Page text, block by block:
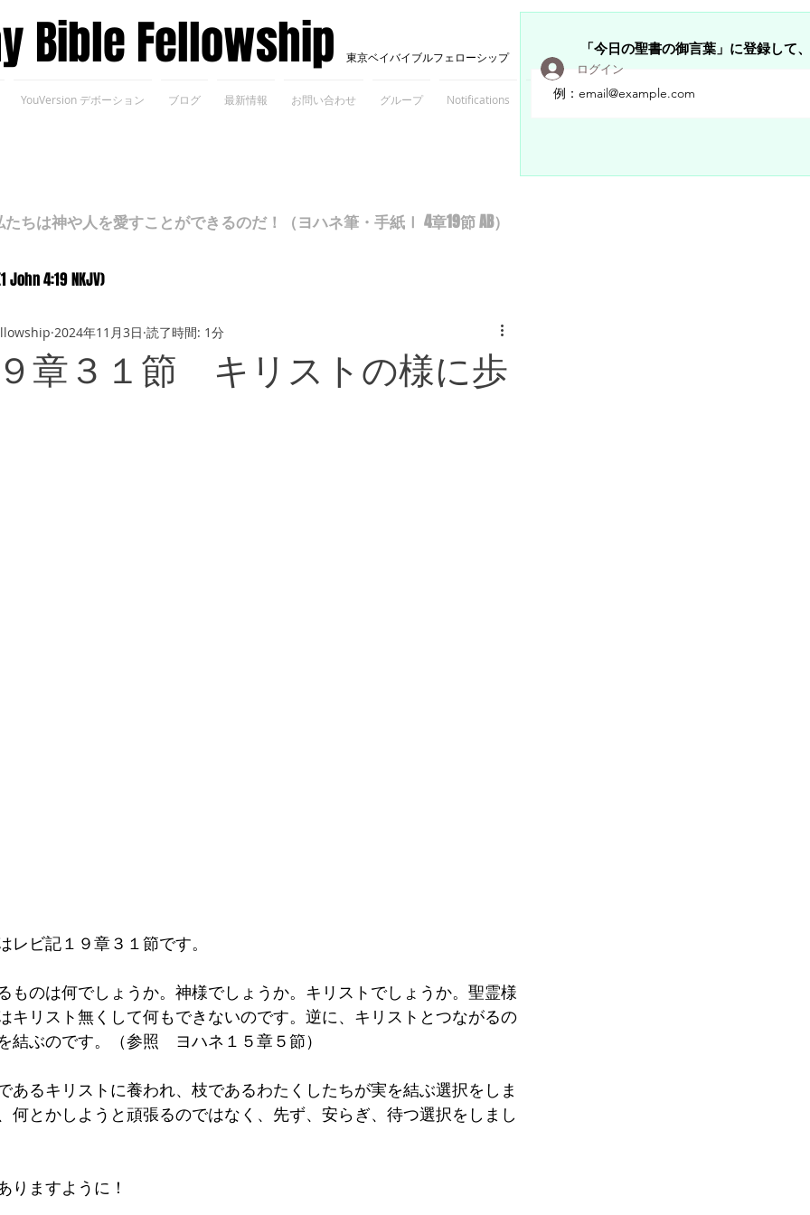
Bible Fellowship 東京ベイバイブルフェローシップ
YouVersion デボーション ブログ 最新情報 お問い合わせ グループ Notifications Members
「今日の聖書の御言葉」に登録して
ログイン
ちは神や人を愛すことができるのだ！（ヨハネ筆・手紙Ⅰ 4章19節 AB）
John 4:19 NKJV)
章３１節 キリストの様に歩
2024年11月3日 読了時間: 1分
レビ記１９章３１節です。
ものは何でしょうか。神様でしょうか。キリストでしょうか。聖霊様
キリスト無くして何もできないのです。逆に、キリストとつながるの
結ぶのです。（参照　ヨハネ１５章５節）
あるキリストに養われ、枝であるわたくしたちが実を結ぶ選択をしま
何とかしようと頑張るのではなく、先ず、安らぎ、待つ選択をしまし
りますように！